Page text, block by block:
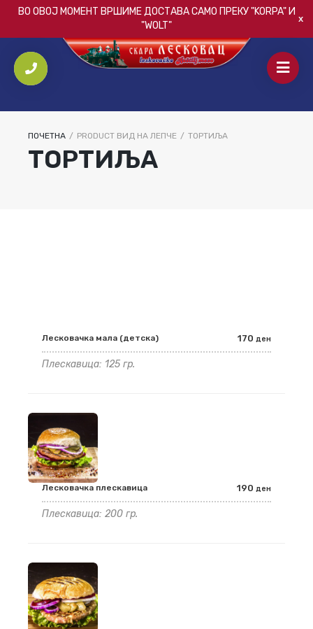
ВО ОВОЈ МОМЕНТ ВРШИМЕ ДОСТАВА САМО ПРЕКУ"KORPA"И
"WOLT"
ПОЧЕТНА / PRODUCT ВИД НА ЛЕПЧЕ / ТОРТИЉА
ТОРТИЉА
Лесковачка мала (детска)
Плескавица: 125 гр.
170 ден
Лесковачка плескавица
Плескавица: 200 гр.
190 ден